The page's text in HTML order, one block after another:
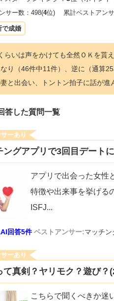
サー数：498(4位) 累計ベストアン
で成婚
らいは声をかけても全然ＯＫを貰
り（46件中11件）、逆に（通算
と出会い、トントン拍子に話が進
答した質問一覧
ーあり
ングアプリで3回目デート
アプリで出会った女性
特徴や出来事を挙げる
ISFJ...
回答5件 ベストアンサー:マッチン
ーあり
て真剣？ヤリモク？遊び？
こちらで聞くべきか迷